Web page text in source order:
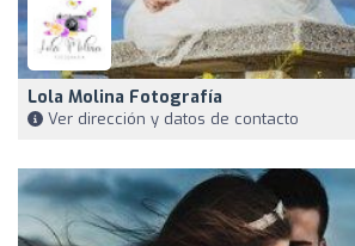
Lola Molina Fotografía
Ver dirección y datos de contacto